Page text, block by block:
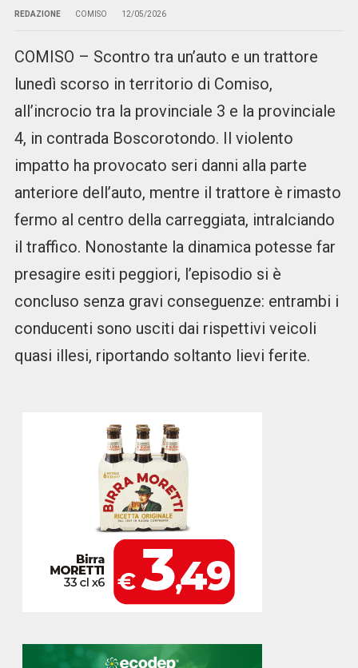
REDAZIONE COMISO 12/05/2026
COMISO – Scontro tra un’auto e un trattore
lunedì scorso in territorio di Comiso,
all’incrocio tra la provinciale 3 e la provinciale
4, in contrada Boscorotondo. Il violento
impatto ha provocato seri danni alla parte
anteriore dell’auto, mentre il trattore è rimasto
fermo al centro della carreggiata, intralciando
il traffico. Nonostante la dinamica potesse far
presagire esiti peggiori, l’episodio si è
concluso senza gravi conseguenze: entrambi i
conducenti sono usciti dai rispettivi veicoli
quasi illesi, riportando soltanto lievi ferite.